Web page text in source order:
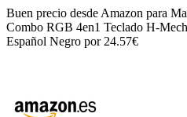
Buen precio desde Amazon para
Combo RGB 4en1 Teclado H-
Español Negro por 24.57€